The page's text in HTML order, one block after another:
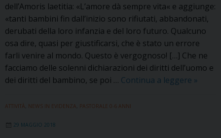
dell’Amoris laetitia: «L’amore dà sempre vita« e aggiunge:
«tanti bambini fin dall’inizio sono rifiutati, abbandonati,
derubati della loro infanzia e del loro futuro. Qualcuno
osa dire, quasi per giustificarsi, che è stato un errore
farli venire al mondo. Questo è vergognoso! […] Che ne
facciamo delle solenni dichiarazioni dei diritti dell’uomo e
dei diritti del bambino, se poi … Continua a leggere Il
»
ATTIVITÀ NEWS IN EVIDENZA PASTORALE 0-6 ANNI
29 MAGGIO 2018